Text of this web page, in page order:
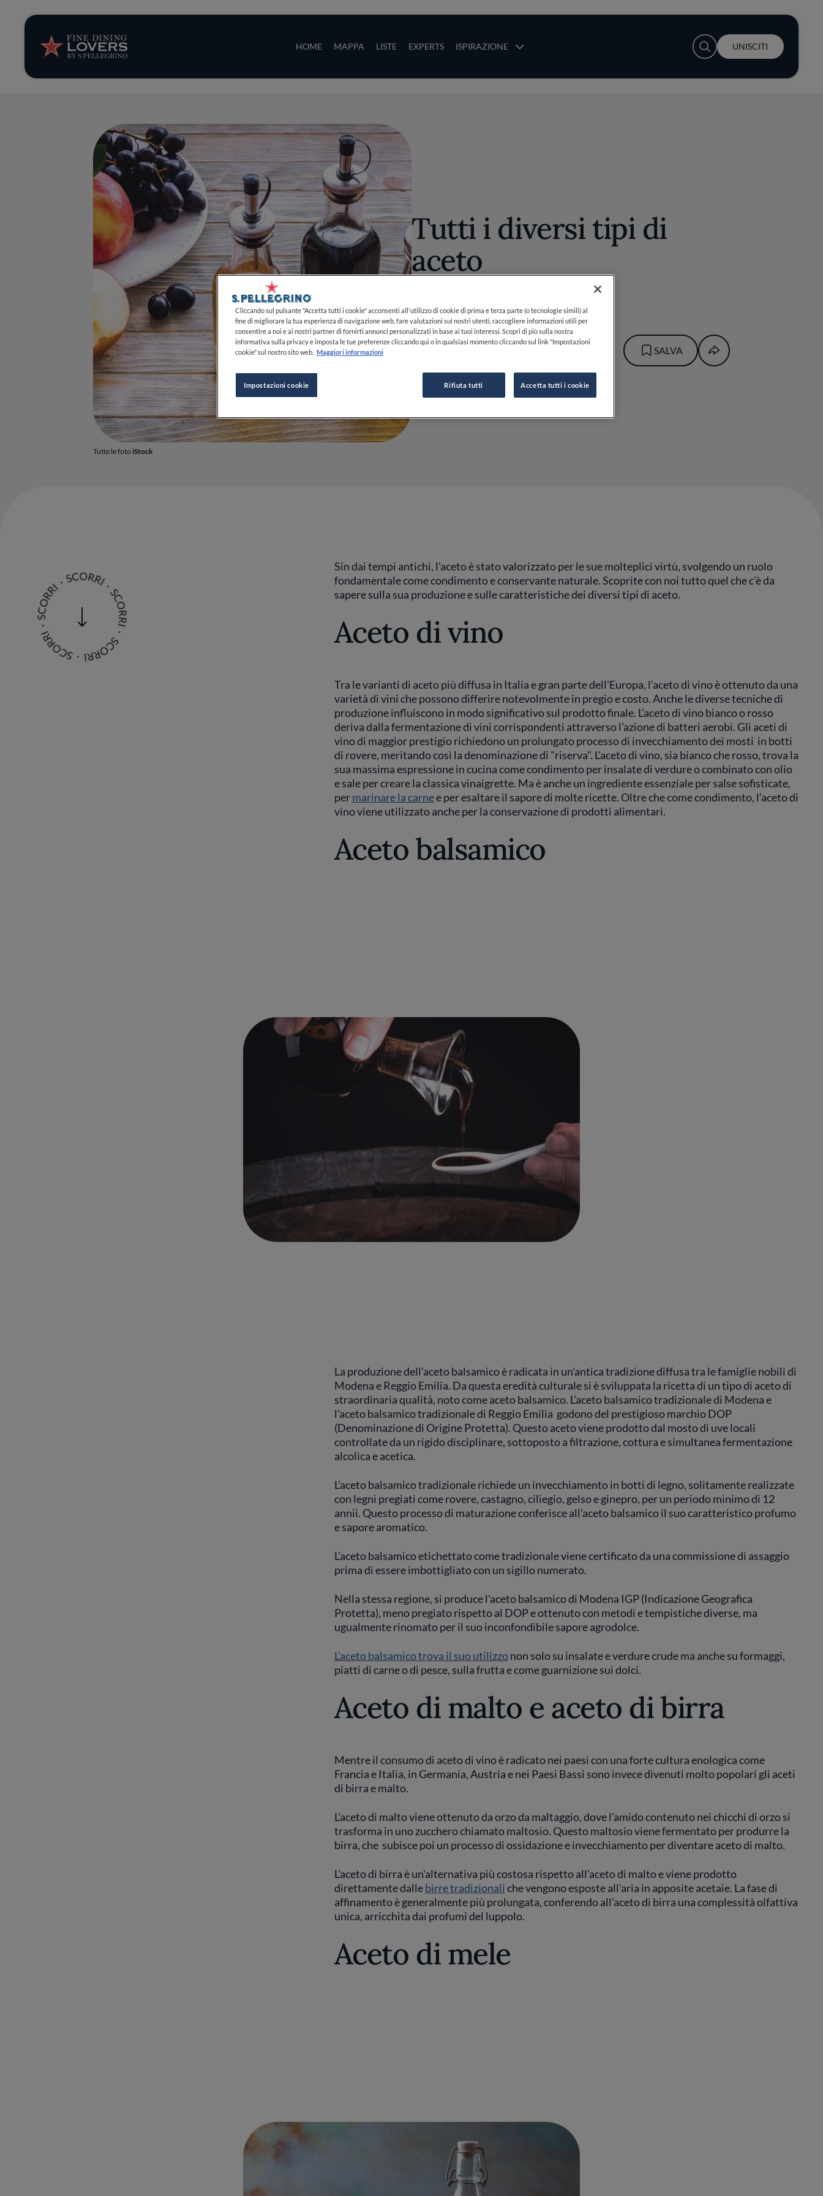
HOME MAPPA LISTE EXPERTS ISPIRAZIONE
Storie e tendenze
Ricette
Trucchi e consigli
Serie
User account menu
UNISCITI
Tutte le foto iStock
Tutti i diversi tipi di
aceto
DAFINE DINING LOVERS
SALVA
Sin dai tempi antichi, l'aceto è stato valorizzato per le sue molteplici virtù, svolgendo un ruolo
fondamentale come condimento e conservante naturale. Scoprite con noi tutto quel che c’è da
sapere sulla sua produzione e sulle caratteristiche dei diversi tipi di aceto.
Aceto di vino
Tra le varianti di aceto più diffusa in Italia e gran parte dell'Europa, l'aceto di vino è ottenuto da una
varietà di vini che possono differire notevolmente in pregio e costo. Anche le diverse tecniche di
produzione influiscono in modo significativo sul prodotto finale. L'aceto di vino bianco o rosso
deriva dalla fermentazione di vini corrispondenti attraverso l'azione di batteri aerobi. Gli aceti di
vino di maggior prestigio richiedono un prolungato processo di invecchiamento dei mosti in botti
di rovere, meritando così la denominazione di "riserva". L'aceto di vino, sia bianco che rosso, trova la
sua massima espressione in cucina come condimento per insalate di verdure o combinato con olio
e sale per creare la classica vinaigrette. Ma è anche un ingrediente essenziale per salse sofisticate,
permarinare la carnee per esaltare il sapore di molte ricette. Oltre che come condimento, l’aceto di
vino viene utilizzato anche per la conservazione di prodotti alimentari.
Aceto balsamico
La produzione dell'aceto balsamico è radicata in un'antica tradizione diffusa tra le famiglie nobili di
Modena e Reggio Emilia. Da questa eredità culturale si è sviluppata la ricetta di un tipo di aceto di
straordinaria qualità, noto come aceto balsamico. L’aceto balsamico tradizionale di Modena e
l'aceto balsamico tradizionale di Reggio Emilia godono del prestigioso marchio DOP
(Denominazione di Origine Protetta). Questo aceto viene prodotto dal mosto di uve locali
controllate da un rigido disciplinare, sottoposto a filtrazione, cottura e simultanea fermentazione
alcolica e acetica.
L'aceto balsamico tradizionale richiede un invecchiamento in botti di legno, solitamente realizzate
con legni pregiati come rovere, castagno, ciliegio, gelso e ginepro, per un periodo minimo di 12
annii. Questo processo di maturazione conferisce all'aceto balsamico il suo caratteristico profumo
e sapore aromatico.
L’aceto balsamico etichettato come tradizionale viene certificato da una commissione di assaggio
prima di essere imbottigliato con un sigillo numerato.
Nella stessa regione, si produce l'aceto balsamico di Modena IGP (Indicazione Geografica
Protetta), meno pregiato rispetto al DOP e ottenuto con metodi e tempistiche diverse, ma
ugualmente rinomato per il suo inconfondibile sapore agrodolce.
L’aceto balsamico trova il suo utilizzonon solo su insalate e verdure crude ma anche su formaggi,
piatti di carne o di pesce, sulla frutta e come guarnizione sui dolci.
Aceto di malto e aceto di birra
Mentre il consumo di aceto di vino è radicato nei paesi con una forte cultura enologica come
Francia e Italia, in Germania, Austria e nei Paesi Bassi sono invece divenuti molto popolari gli aceti
di birra e malto.
L'aceto di malto viene ottenuto da orzo da maltaggio, dove l'amido contenuto nei chicchi di orzo si
trasforma in uno zucchero chiamato maltosio. Questo maltosio viene fermentato per produrre la
birra, che subisce poi un processo di ossidazione e invecchiamento per diventare aceto di malto.
L'aceto di birra è un'alternativa più costosa rispetto all’aceto di malto e viene prodotto
direttamente dallebirre tradizionaliche vengono esposte all'aria in apposite acetaie. La fase di
affinamento è generalmente più prolungata, conferendo all'aceto di birra una complessità olfattiva
unica, arricchita dai profumi del luppolo.
Aceto di mele
Cliccando sul pulsante "Accetta tutti i cookie" acconsenti all'utilizzo di cookie di prima e terza parte (o tecnologie simili) al
fine di migliorare la tua esperienza di navigazione web, fare valutazioni sui nostri utenti, raccogliere informazioni utili per
consentire a noi e ai nostri partner di fornirti annunci personalizzati in base ai tuoi interessi. Scopri di più sulla nostra
informativa sulla privacy e imposta le tue preferenze cliccando qui o in qualsiasi momento cliccando sul link "Impostazioni
cookie" sul nostro sito web. Maggiori informazioni
Impostazioni cookie Rifiuta tutti Accetta tutti i cookie